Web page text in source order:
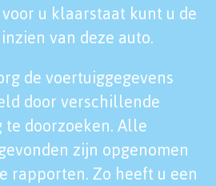
u klaarstaat kunt u de
van deze auto.
de voertuiggegevens
door verschillende
te doorzoeken. Alle
zijn opgenomen
rapporten. Zo heeft u een